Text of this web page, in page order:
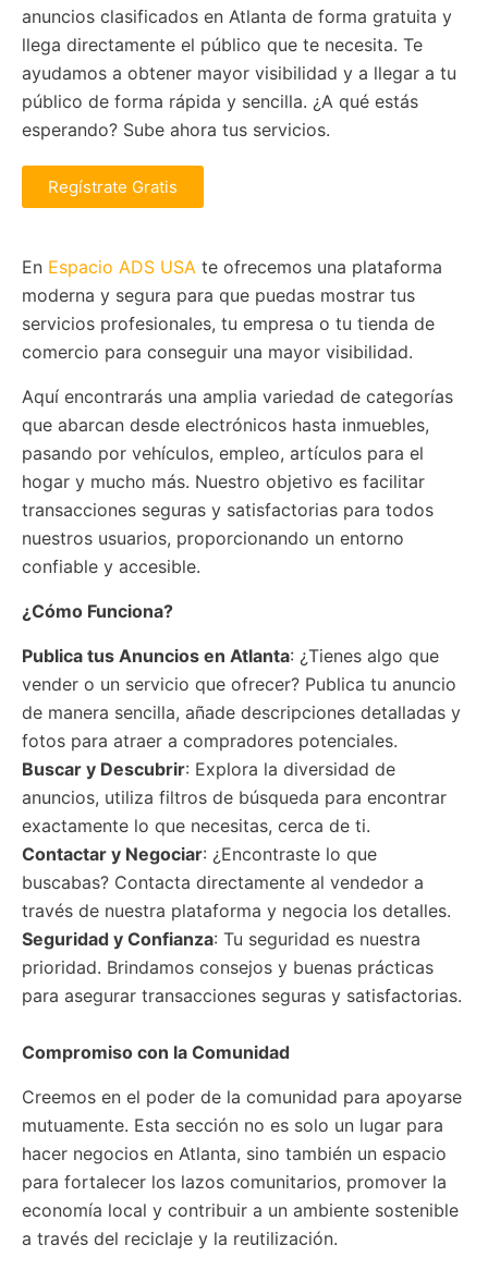
anuncios clasificados en Atlanta de forma gratuita y
llega directamente el público que te necesita. Te
ayudamos a obtener mayor visibilidad y a llegar a tu
público de forma rápida y sencilla. ¿A qué estás
esperando? Sube ahora tus servicios.
Regístrate Gratis
En Espacio ADS USA te ofrecemos una plataforma
moderna y segura para que puedas mostrar tus
servicios profesionales, tu empresa o tu tienda de
comercio para conseguir una mayor visibilidad.
Aquí encontrarás una amplia variedad de categorías
que abarcan desde electrónicos hasta inmuebles,
pasando por vehículos, empleo, artículos para el
hogar y mucho más. Nuestro objetivo es facilitar
transacciones seguras y satisfactorias para todos
nuestros usuarios, proporcionando un entorno
confiable y accesible.
¿Cómo Funciona?
Publica tus Anuncios en Atlanta: ¿Tienes algo que
vender o un servicio que ofrecer? Publica tu anuncio
de manera sencilla, añade descripciones detalladas y
fotos para atraer a compradores potenciales.
Buscar y Descubrir: Explora la diversidad de
anuncios, utiliza filtros de búsqueda para encontrar
exactamente lo que necesitas, cerca de ti.
Contactar y Negociar: ¿Encontraste lo que
buscabas? Contacta directamente al vendedor a
través de nuestra plataforma y negocia los detalles.
Seguridad y Confianza: Tu seguridad es nuestra
prioridad. Brindamos consejos y buenas prácticas
para asegurar transacciones seguras y satisfactorias.
Compromiso con la Comunidad
Creemos en el poder de la comunidad para apoyarse
mutuamente. Esta sección no es solo un lugar para
hacer negocios en Atlanta, sino también un espacio
para fortalecer los lazos comunitarios, promover la
economía local y contribuir a un ambiente sostenible
a través del reciclaje y la reutilización.